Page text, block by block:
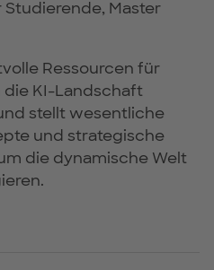
Studierende, Master
Ressourcen für
die KI-Landschaft
stellt wesentliche
und strategische
die dynamische Welt